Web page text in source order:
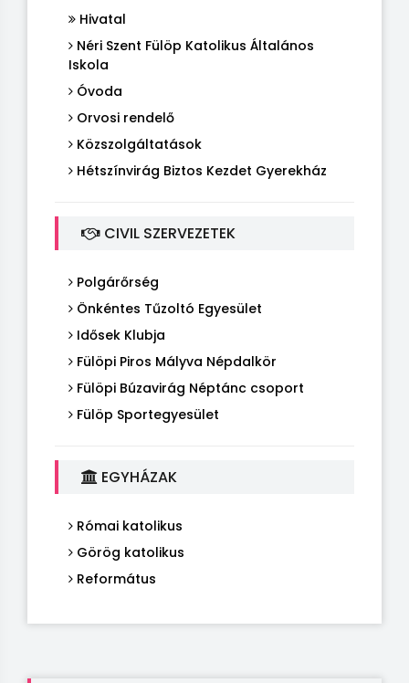
Hivatal
Néri Szent Fülöp Katolikus Általános
Iskola
Óvoda
Orvosi rendelő
Közszolgáltatások
Hétszínvirág Biztos Kezdet Gyerekház
CIVIL SZERVEZETEK
Polgárőrség
Önkéntes Tűzoltó Egyesület
Idősek Klubja
Fülöpi Piros Mályva Népdalkör
Fülöpi Búzavirág Néptánc csoport
Fülöp Sportegyesület
EGYHÁZAK
Római katolikus
Görög katolikus
Református